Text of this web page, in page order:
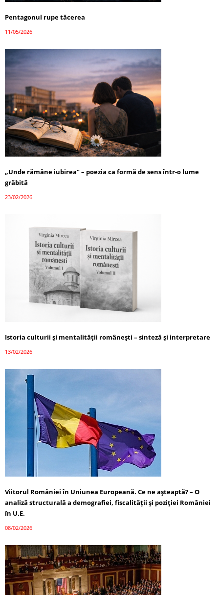
Pentagonul rupe tăcerea
11/05/2026
„Unde rămâne iubirea” – poezia ca formă de sens într-o lume
grăbită
23/02/2026
Istoria culturii și mentalității românești – sinteză și interpretare
13/02/2026
Viitorul României în Uniunea Europeană. Ce ne așteaptă? – O
analiză structurală a demografiei, fiscalității și poziției României
în U.E.
08/02/2026